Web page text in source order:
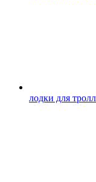
лодки для